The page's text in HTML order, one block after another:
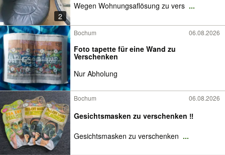
2
Wegen Wohnungsaflösung zu vers ...
Bochum 06.08.2026
Foto tapette für eine Wand zu
Verschenken
Nur Abholung
Bochum 06.08.2026
Gesichtsmasken zu verschenken ‼️
Gesichtsmasken zu verschenken ...